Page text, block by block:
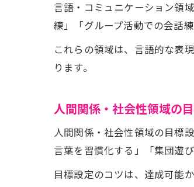
言語・コミュニケーション領
練」「グループ活動での会話
これらの領域は、言語的な表
ります。
人間関係・社会性領域の
人間関係・社会性領域の目標
言葉を習慣化する」「集団遊
目標設定のコツは、達成可能